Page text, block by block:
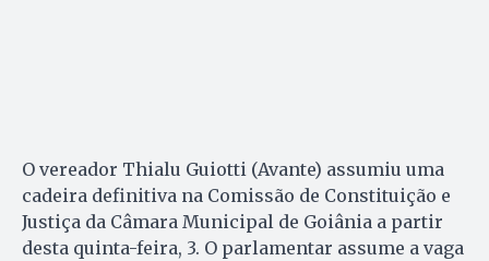
O vereador Thialu Guiotti (Avante) assumiu uma
cadeira definitiva na Comissão de Constituição e
Justiça da Câmara Municipal de Goiânia a partir
desta quinta-feira, 3. O parlamentar assume a vaga